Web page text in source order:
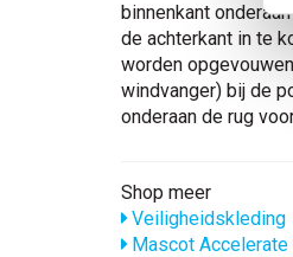
binnenkant
de achterkant in te
worden
windvanger) bij de
onderaan de rug
Shop meer
Veiligheidskleding
Mascot Accelerate